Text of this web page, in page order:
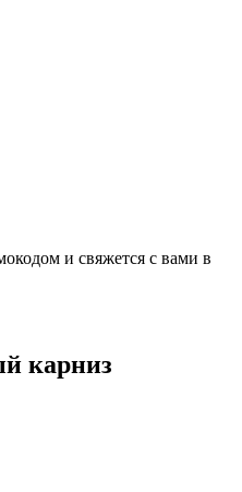
и свяжется с вами в
карниз